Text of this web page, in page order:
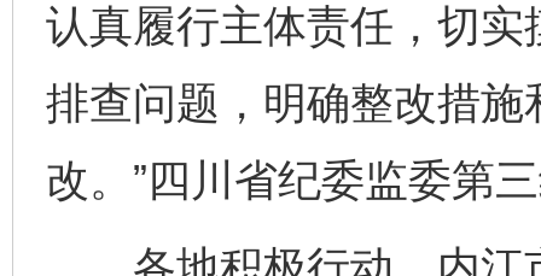
认真履行主体责任，切
排查问题，明确整改措
改。”四川省纪委监委第